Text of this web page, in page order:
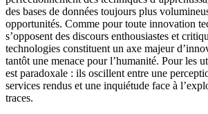
des bases de données toujours plus
opportunités. Comme pour toute innovation
s’opposent des discours enthousiastes et
technologies constituent un axe majeur
tantôt une menace pour l’humanité. Pour les
est paradoxale : ils oscillent entre une
services rendus et une inquiétude face à
traces.